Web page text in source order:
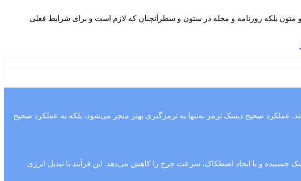
متون بلکه روزنامه و مجله در ستون و سطرآنچنان که لازم است و برای شرایط فعلی
صحیح دیسک ترمز نه‌تنها به ترمزگیری بهتر منجر می‌شود، بلکه به عملکرد صحیح
و با ایجاد اصطکاک، سرعت چرخ را کاهش می‌دهد. این فرآیند با تبدیل انرژی